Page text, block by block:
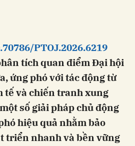
PTOJ.2026.6219
tích quan điểm Đại hội
ứng phó với tác động từ
tế và chiến tranh xung
số giải pháp chủ động
hiệu quả nhằm bảo
triển nhanh và bền vững